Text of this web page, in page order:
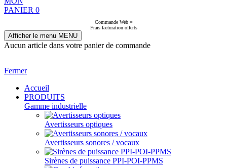
PANIER 0
Commande Web =
Frais facturation offerts
Afficher le menu MENU
Aucun article dans votre panier de commande
Fermer
Accueil
PRODUITS
Gamme industrielle
Avertisseurs optiques
Avertisseurs sonores / vocaux
Sirènes de puissance PPI-POI-PPMS